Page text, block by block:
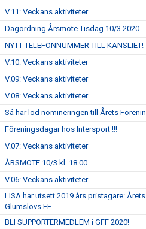
V.11: Veckans aktiviteter
Dagordning Årsmöte Tisdag 10/3 2020
NYTT TELEFONNUMMER TILL KANSLIET!
V.10: Veckans aktiviteter
V.09: Veckans aktiviteter
V.08: Veckans aktiviteter
Så här löd nomineringen till Årets
Föreningsdagar hos Intersport !!!
V.07: Veckans aktiviteter
ÅRSMÖTE 10/3 kl. 18.00
V.06: Veckans aktiviteter
LISA har utsett 2019 års pristagare:
Glumslövs FF
BLI SUPPORTERMEDLEM i GFF 2020!